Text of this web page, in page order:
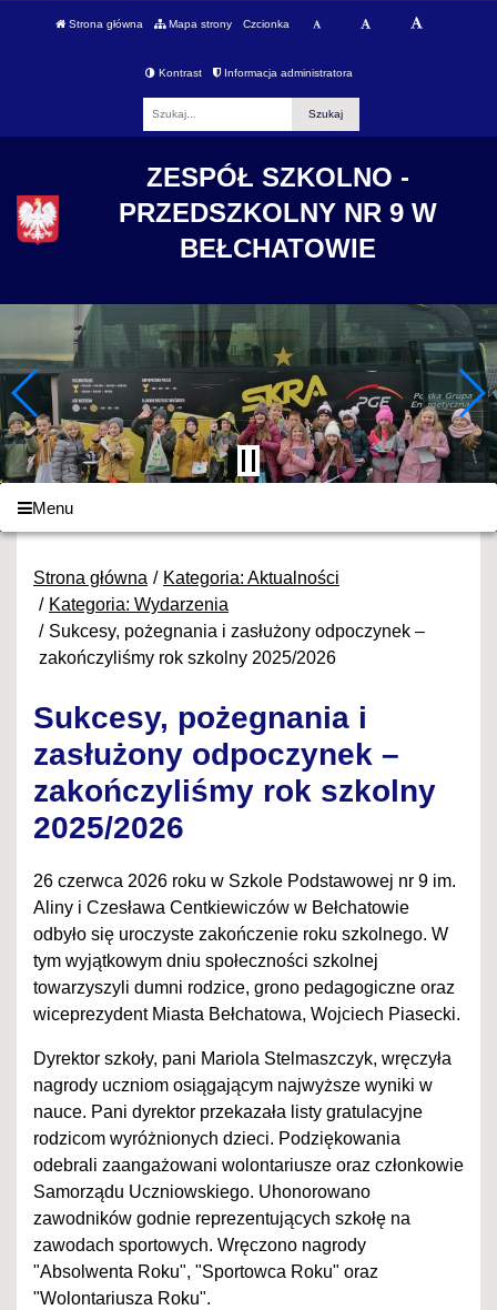
Strona główna Mapa strony Czcionka
Kontrast Informacja administratora
ZESPÓŁ SZKOLNO -
PRZEDSZKOLNY NR 9 W
BEŁCHATOWIE
Menu
Strona główna
Kategoria: Aktualności
Kategoria: Wydarzenia
Sukcesy, pożegnania i zasłużony odpoczynek –
zakończyliśmy rok szkolny 2025/2026
Sukcesy, pożegnania i
zasłużony odpoczynek –
zakończyliśmy rok szkolny
2025/2026
26 czerwca 2026 roku w Szkole Podstawowej nr 9 im.
Aliny i Czesława Centkiewiczów w Bełchatowie
odbyło się uroczyste zakończenie roku szkolnego. W
tym wyjątkowym dniu społeczności szkolnej
towarzyszyli dumni rodzice, grono pedagogiczne oraz
wiceprezydent Miasta Bełchatowa, Wojciech Piasecki.
Dyrektor szkoły, pani Mariola Stelmaszczyk, wręczyła
nagrody uczniom osiągającym najwyższe wyniki w
nauce. Pani dyrektor przekazała listy gratulacyjne
rodzicom wyróżnionych dzieci. Podziękowania
odebrali zaangażowani wolontariusze oraz członkowie
Samorządu Uczniowskiego. Uhonorowano
zawodników godnie reprezentujących szkołę na
zawodach sportowych. Wręczono nagrody
"Absolwenta Roku", "Sportowca Roku" oraz
"Wolontariusza Roku".